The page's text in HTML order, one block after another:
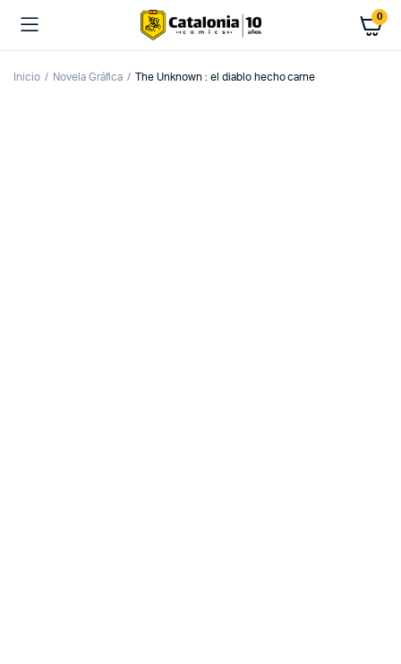
0
Inicio Novela Gráfica The Unknown : el diablo hecho carne